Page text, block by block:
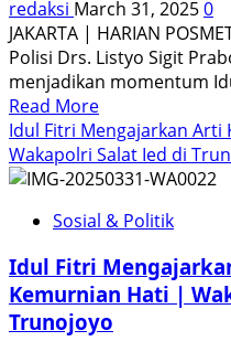
Geruduk
Istana
|
Polisi
Beri
Pengamanan
redaksi March 31, 20250
JAKARTA | HARIAN
Polisi Drs. Listyo Sigit
menjadikan momentum
Read MoreRead
more
about
Kapolri:
Fitri
Kebersamaan
&
Memperkuat
Idul Fitri Mengajarkan
Wakapolri Salat Ied di
Sosial & Politik
Idul Fitri
Kemurnian Hati |
Trunojoyo